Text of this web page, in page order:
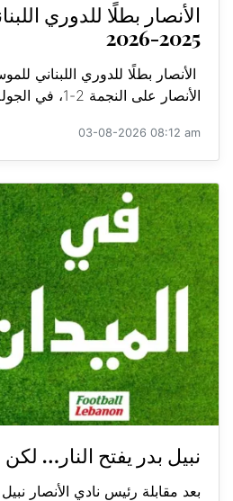
الأنصار بطلًا للدوري
2025-2026
الأنصار على النجمة 2-1، في الجولة ال...
03-08-2026 08:12 am
نبيل بدر يفتح النار… لكن
بعد مقابلة رئيس نادي الأنصار